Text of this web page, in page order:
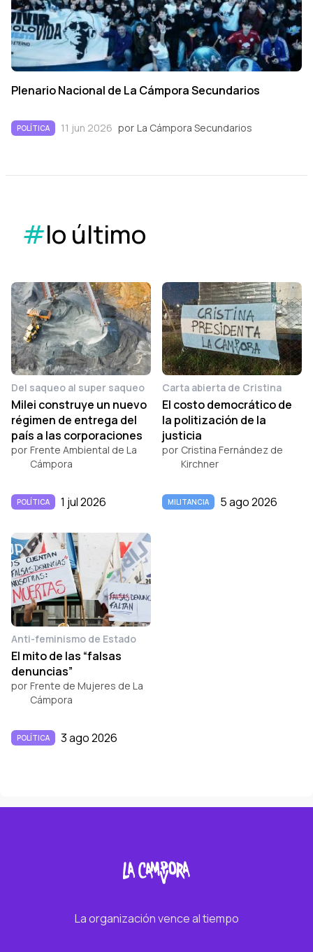
Plenario Nacional de La Cámpora Secundarios
POLÍTICA 11 jun 2026 por La Cámpora Secundarios
#lo último
Del saqueo al super saqueo
Milei construye un nuevo
régimen de entrega del
país a las corporaciones
por Frente Ambiental de La
Cámpora
POLÍTICA 1 jul 2026
Carta abierta de Cristina
El costo democrático de
la politización de la
justicia
por Cristina Fernández de
Kirchner
MILITANCIA 5 ago 2026
Anti-feminismo de Estado
El mito de las “falsas
denuncias”
por Frente de Mujeres de La
Cámpora
POLÍTICA 3 ago 2026
La organización vence al tiempo